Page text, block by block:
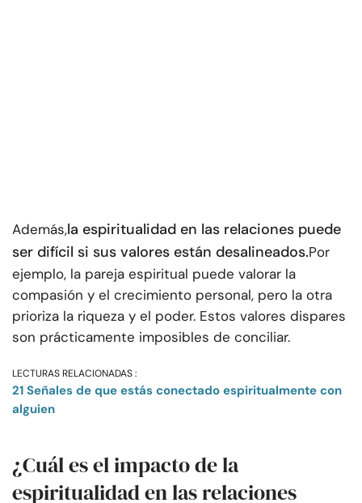
Además,la espiritualidad en las relaciones puede
ser difícil si sus valores están desalineados.Por
ejemplo, la pareja espiritual puede valorar la
compasión y el crecimiento personal, pero la otra
prioriza la riqueza y el poder. Estos valores dispares
son prácticamente imposibles de conciliar.
LECTURAS RELACIONADAS :
21 Señales de que estás conectado espiritualmente con
alguien
¿Cuál es el impacto de la
espiritualidad en las relaciones